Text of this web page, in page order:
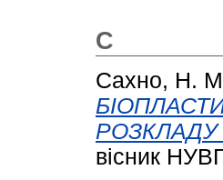
С
Сахно, Н.
вісник